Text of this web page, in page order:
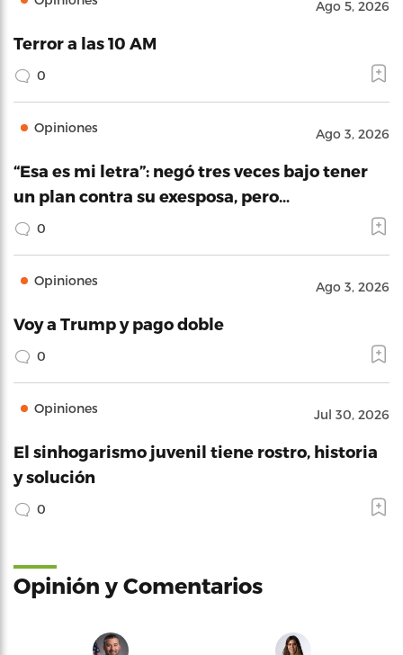
Ago 5, 2026
Terror a las 10 AM
0
Opiniones Ago 3, 2026
“Esa es mi letra”: negó tres veces bajo tener
un plan contra su exesposa, pero…
0
Opiniones Ago 3, 2026
Voy a Trump y pago doble
0
Opiniones Jul 30, 2026
El sinhogarismo juvenil tiene rostro, historia
y solución
0
Opinión y Comentarios